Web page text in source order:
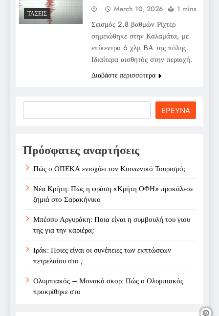
ΤΆΣΕΙΣ
March 10, 2026 1 mins
Σεισμός 2,8 βαθμών Ρίχτερ
σημειώθηκε στην Καλαμάτα, με
επίκεντρο 6 χλμ ΒΑ της πόλης.
Ιδιαίτερα αισθητός στην περιοχή.
Διαβάστε περισσότερα
ΕΡΕΥΝΑ
Πρόσφατες αναρτήσεις
Πώς ο ΟΠΕΚΑ ενισχύει τον Κοινωνικό Τουρισμό;
Νέα Κρήτη: Πώς η φράση «Κρήτη ΟΦΗ» προκάλεσε
ζημιά στο Σαρακήνικο
Μπέσσυ Αργυράκη: Ποια είναι η συμβουλή του γιου
της για την καριέρα;
Ιράκ: Ποιες είναι οι συνέπειες των εκπτώσεων
πετρελαίου στο ;
Ολυμπιακός – Μονακό σκορ: Πώς ο Ολυμπιακός
προκρίθηκε στο